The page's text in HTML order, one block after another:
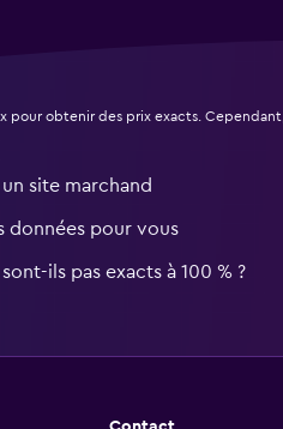
pour obtenir des prix exacts. Cependant,
site marchand
données pour vous
ils pas exacts à 100 % ?